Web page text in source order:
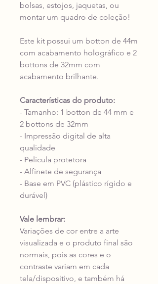
bolsas, estojos, jaquetas, ou
montar um quadro de coleção!
Este kit possui um botton de 44m
com acabamento holográfico e 2
bottons de 32mm com
acabamento brilhante.
Características do produto:
- Tamanho: 1 botton de 44 mm e
2 bottons de 32mm
- Impressão digital de alta
qualidade
- Película protetora
- Alfinete de segurança
- Base em PVC (plástico rígido e
durável)
Vale lembrar:
Variações de cor entre a arte
visualizada e o produto final são
normais, pois as cores e o
contraste variam em cada
tela/dispositivo, e também há